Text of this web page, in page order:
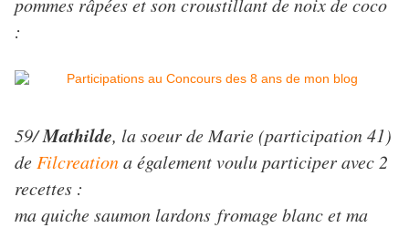
:
59/Mathilde, la soeur de Marie (participation 41)
de Filcreationa également voulu participer avec 2
recettes :
ma quiche saumon lardons fromage blanc et ma